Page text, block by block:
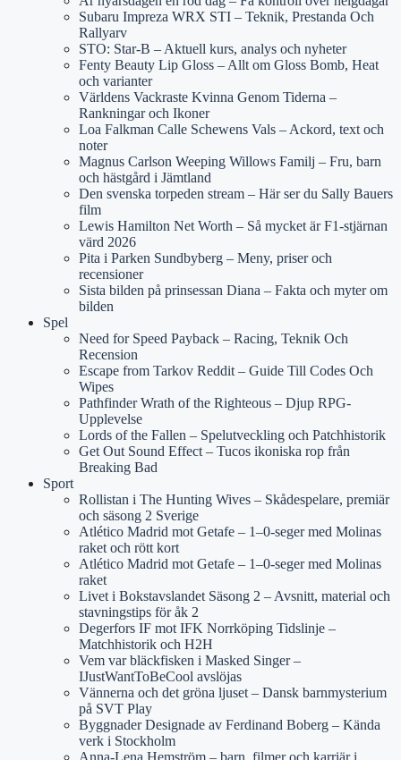
Subaru Impreza WRX STI – Teknik, Prestanda Och
Rallyarv
STO: Star-B – Aktuell kurs, analys och nyheter
Fenty Beauty Lip Gloss – Allt om Gloss Bomb, Heat
och varianter
Världens Vackraste Kvinna Genom Tiderna –
Rankningar och Ikoner
Loa Falkman Calle Schewens Vals – Ackord, text och
noter
Magnus Carlson Weeping Willows Familj – Fru, barn
och hästgård i Jämtland
Den svenska torpeden stream – Här ser du Sally Bauers
film
Lewis Hamilton Net Worth – Så mycket är F1-stjärnan
värd 2026
Pita i Parken Sundbyberg – Meny, priser och
recensioner
Sista bilden på prinsessan Diana – Fakta och myter om
bilden
Spel
Need for Speed Payback – Racing, Teknik Och
Recension
Escape from Tarkov Reddit – Guide Till Codes Och
Wipes
Pathfinder Wrath of the Righteous – Djup RPG-
Upplevelse
Lords of the Fallen – Spelutveckling och Patchhistorik
Get Out Sound Effect – Tucos ikoniska rop från
Breaking Bad
Sport
Rollistan i The Hunting Wives – Skådespelare, premiär
och säsong 2 Sverige
Atlético Madrid mot Getafe – 1–0-seger med Molinas
raket och rött kort
Atlético Madrid mot Getafe – 1–0-seger med Molinas
raket
Livet i Bokstavslandet Säsong 2 – Avsnitt, material och
stavningstips för åk 2
Degerfors IF mot IFK Norrköping Tidslinje –
Matchhistorik och H2H
Vem var bläckfisken i Masked Singer –
IJustWantToBeCool avslöjas
Vännerna och det gröna ljuset – Dansk barnmysterium
på SVT Play
Byggnader Designade av Ferdinand Boberg – Kända
verk i Stockholm
Anna-Lena Hemström – barn, filmer och karriär i